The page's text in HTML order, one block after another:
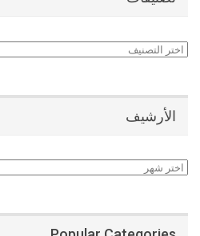
تصنيفات
الأرشيف
الأرشيف